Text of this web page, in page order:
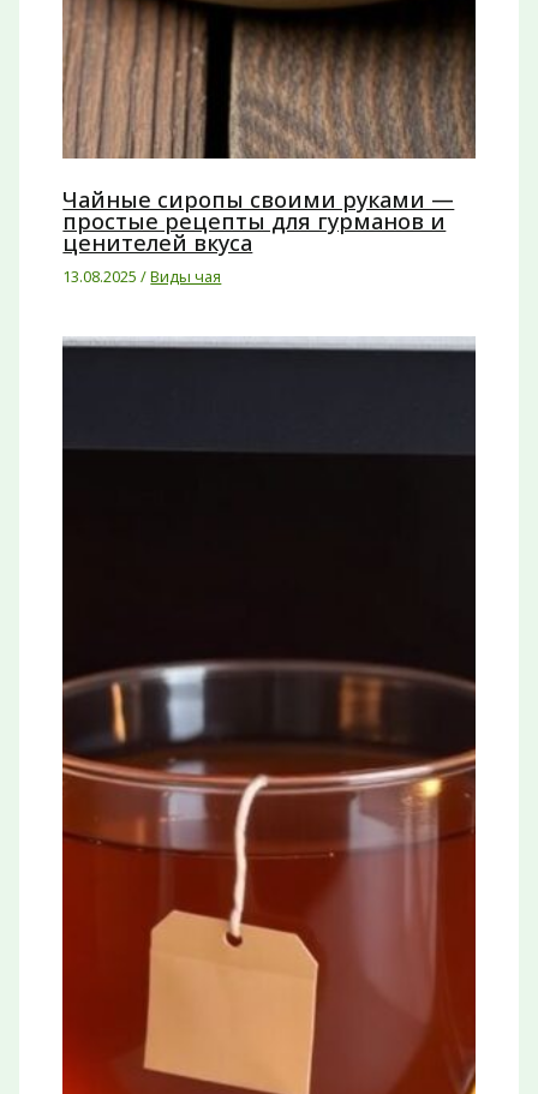
Чайные сиропы своими руками —
простые рецепты для гурманов и
ценителей вкуса
13.08.2025/Виды чая